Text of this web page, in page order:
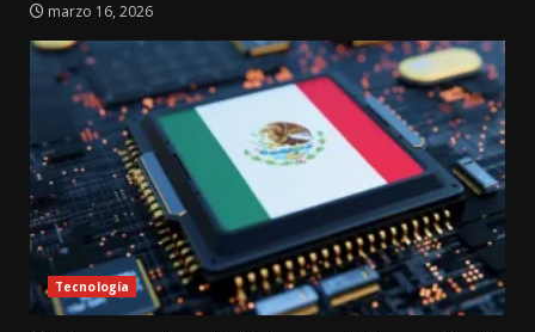
marzo 16, 2026
Tecnología